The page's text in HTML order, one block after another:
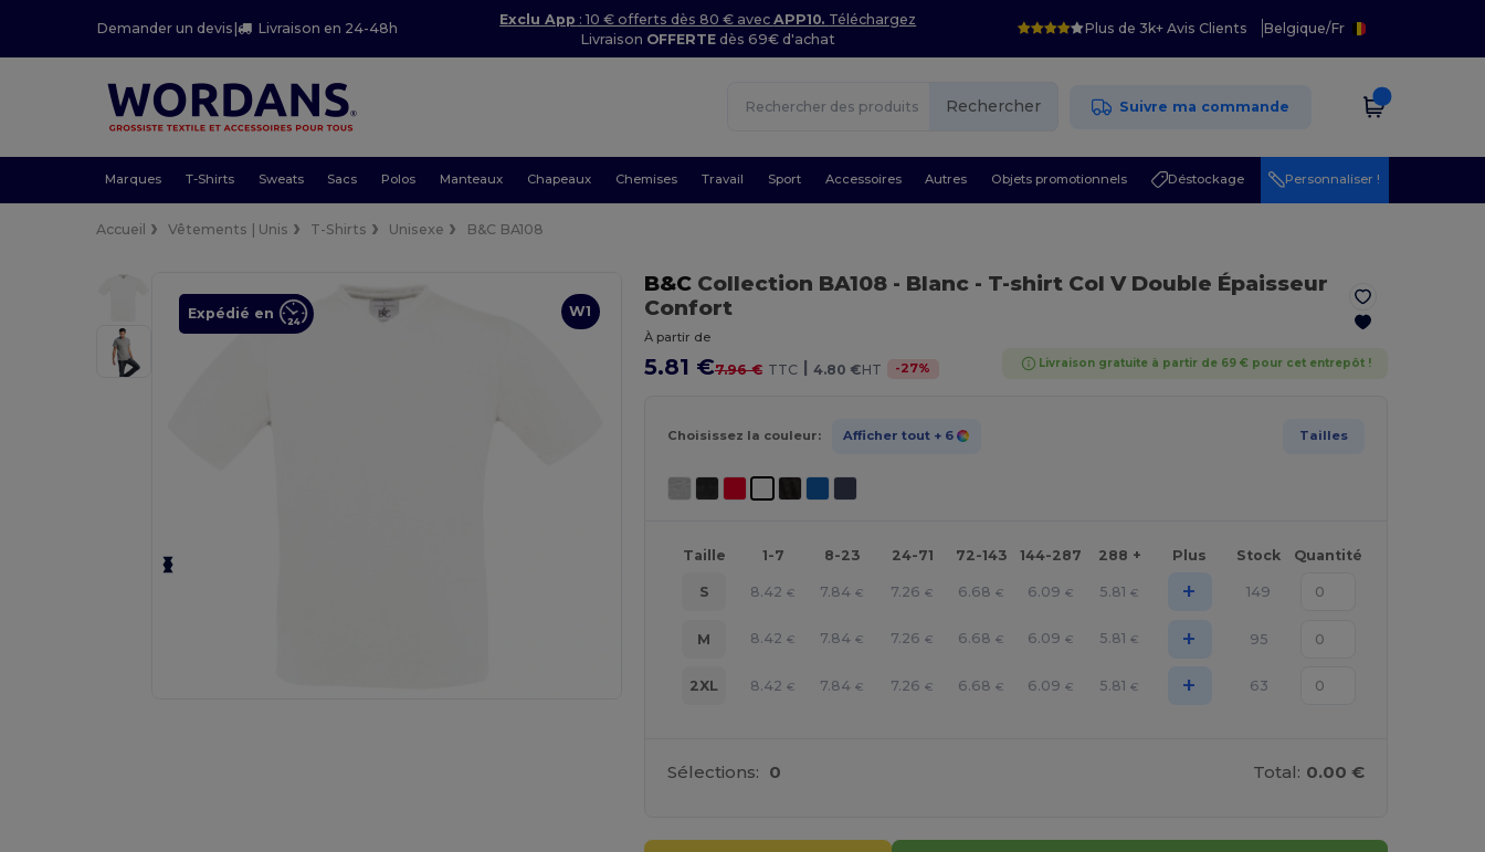
Demander un devis | Livraison en 24-48h
Exclu App : 10 € offerts dès 80 € avecAPP10. Téléchargez
Livraison OFFERTE dès 69€ d'achat
Plus de 3k+ Avis Clients Belgique/Fr
Rechercher Suivre ma commande
Marques T-Shirts Sweats Sacs Polos Manteaux Chapeaux Chemises Travail Sport Accessoires Autres Objets promotionnels Déstockage Personnaliser !
Accueil Vêtements | Unis T-Shirts Unisexe B&C BA108
W1
Expédié en
B&CCollection BA108 - Blanc- T-shirt Col V Double Épaisseur
Confort
À partir de
5.81 €7.96 € TTC | 4.80 €HT -27% Livraison gratuite à partir de 69 € pour cet entrepôt !
Choisissez la couleur: Afficher tout + 6 Tailles
Taille 1-7 8-23 24-71 72-143 144-287 288 + Plus Stock Quantité
S 8.42 € 7.84 € 7.26 € 6.68 € 6.09 € 5.81 € + 149
M 8.42 € 7.84 € 7.26 € 6.68 € 6.09 € 5.81 € + 95
2XL 8.42 € 7.84 € 7.26 € 6.68 € 6.09 € 5.81 € + 63
Sélections: 0 Total: 0.00 €